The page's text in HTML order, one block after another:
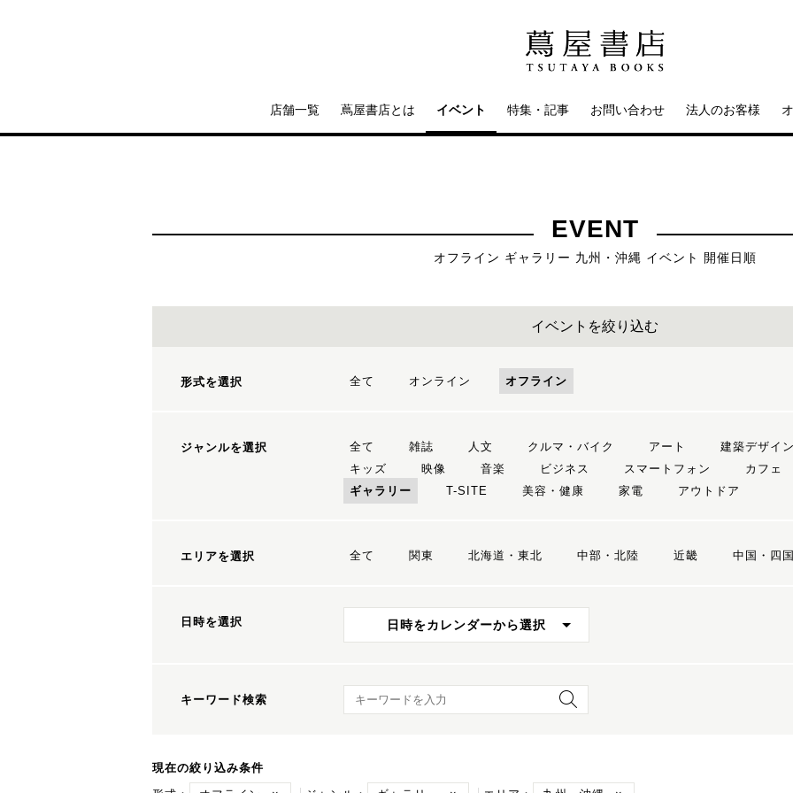
店舗一覧 蔦屋書店とは イベント 特集・記事 お問い合わせ 法人のお客様
EVENT
オフライン ギャラリー 九州・沖縄 イベント 開催日順
イベントを絞り込む
形式を選択 全て オンライン オフライン
ジャンルを選択 全て 雑誌 人文 クルマ・バイク アート 建築デザイン
キッズ
映像 音楽 ビジネス スマートフォン カフェ
ギャラリー
T-SITE 美容・健康 家電 アウトドア
エリアを選択 全て 関東 北海道・東北 中部・北陸 近畿 中国・四国
日時を選択 日時をカレンダーから選択
キーワード検索 キーワード検索
現在の絞り込み条件